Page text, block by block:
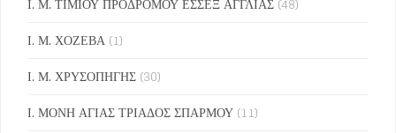
Ι. Μ. ΧΟΖΕΒΑ (1)
Ι. Μ. ΧΡΥΣΟΠΗΓΗΣ (30)
Ι. ΜΟΝΗ ΑΓΙΑΣ ΤΡΙΑΔΟΣ ΣΠΑΡΜΟΥ (11)